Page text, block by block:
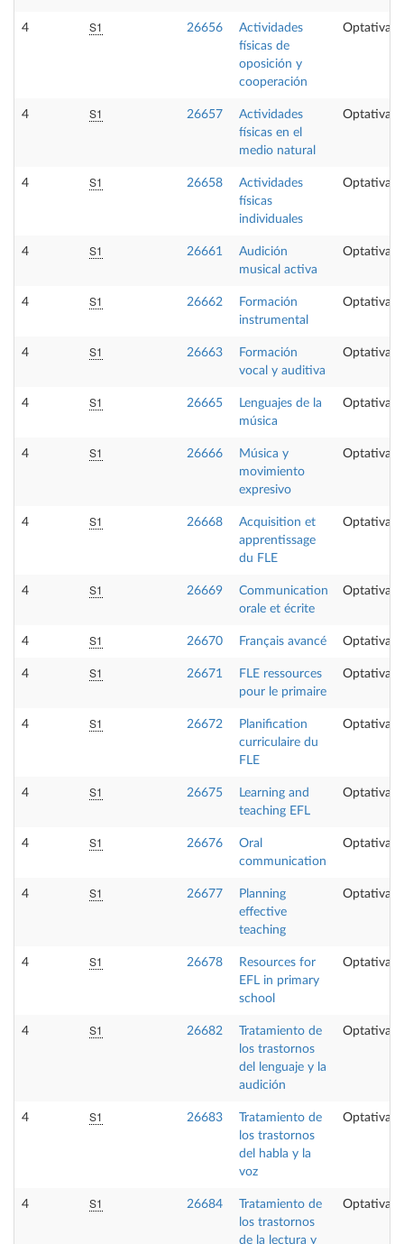
4 S1 26656
Actividades
físicas de
oposición y
cooperación
Optativa
4 S1 26657
Actividades
físicas en el
medio natural
Optativa
4 S1 26658
Actividades
físicas
individuales
Optativa
4 S1 26661
Audición
musical activa
Optativa
4 S1 26662
Formación
instrumental
Optativa
4 S1 26663
Formación
vocal y auditiva
Optativa
4 S1 26665
Lenguajes de la
música
Optativa
4 S1 26666
Música y
movimiento
expresivo
Optativa
4 S1 26668
Acquisition et
apprentissage
du FLE
Optativa
4 S1 26669
Communication
orale et écrite
Optativa
4 S1 26670 Français avancé Optativa
4 S1 26671
FLE ressources
pour le primaire
Optativa
4 S1 26672
Planification
curriculaire du
FLE
Optativa
4 S1 26675
Learning and
teaching EFL
Optativa
4 S1 26676
Oral
communication
Optativa
4 S1 26677
Planning
effective
teaching
Optativa
4 S1 26678
Resources for
EFL in primary
school
Optativa
4 S1 26682
Tratamiento de
los trastornos
del lenguaje y la
audición
Optativa
4 S1 26683
Tratamiento de
los trastornos
del habla y la
voz
Optativa
4 S1 26684
Tratamiento de
los trastornos
de la lectura y
Optativa